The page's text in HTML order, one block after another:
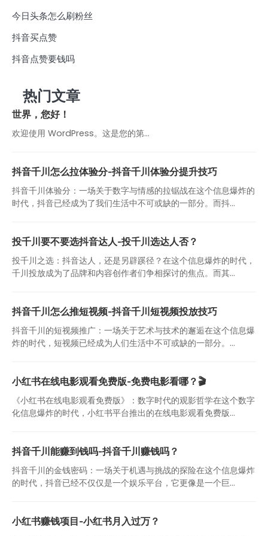
今日头条怎么刷粉丝
抖音买点赞
抖音点赞要钱吗
热门文章
世界，您好！
欢迎使用 WordPress。这是您的第…
抖音千川怎么拉体验分-抖音千川体验分提升技巧
抖音千川体验分：一场关于数字与情感的拉锯战在这个信息爆炸的
时代，抖音已经成为了我们生活中不可或缺的一部分。而抖...
投千川要不要选抖音达人-投千川选达人否？
投千川之选：抖音达人，还是另辟蹊径？在这个信息爆炸的时代，
千川投放成为了品牌和内容创作者们争相探讨的焦点。而其...
抖音千川怎么推短视频-抖音千川短视频投放技巧
抖音千川的短视频推广：一场关于艺术与技术的邂逅在这个信息爆
炸的时代，短视频已经成为人们生活中不可或缺的一部分。...
小红书在线电影观看免费版-免费电影看哪？🎬
《小红书在线电影观看免费版》：数字时代的观影哲学在这个数字
化信息爆炸的时代，小红书平台推出的在线电影观看免费版...
抖音千川能赚到钱吗-抖音千川赚钱吗？
抖音千川的金钱密码：一场关于机遇与挑战的探险在这个信息爆炸
的时代，抖音已经不仅仅是一个娱乐平台，它更像是一个巨...
小红书赚钱项目-小红书月入过万？